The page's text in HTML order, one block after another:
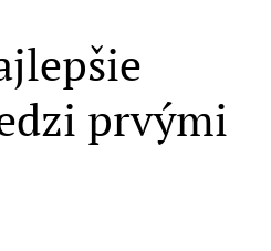
prvými